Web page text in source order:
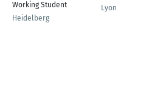
Working Student
Heidelberg
Lyon